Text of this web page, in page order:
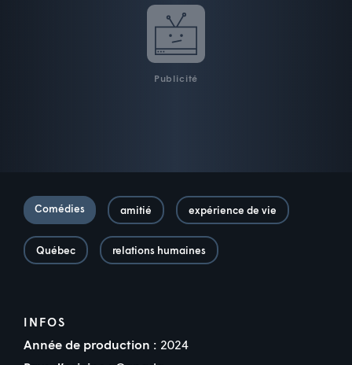
Publicité
Comédies amitié expérience de vie
Québec relations humaines
INFOS
Année de production : 2024